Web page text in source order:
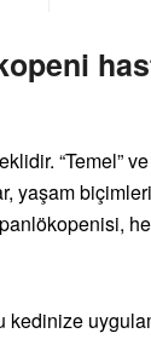
“Temel”
yaşam